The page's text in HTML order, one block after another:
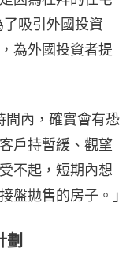
吸引外國投資
為外國投資者提
間內，確實會有恐
戶持暫緩、觀望
不起，短期內想
盤拋售的房子。｣
劃